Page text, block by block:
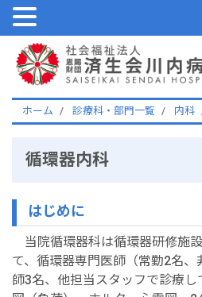
ホーム 診療科・部門一覧 内科
循環器内科
はじめに
当院循環器科は循環器研修施
て、循環器専門医師（常勤2名
師3名、他担当スタッフで診療し